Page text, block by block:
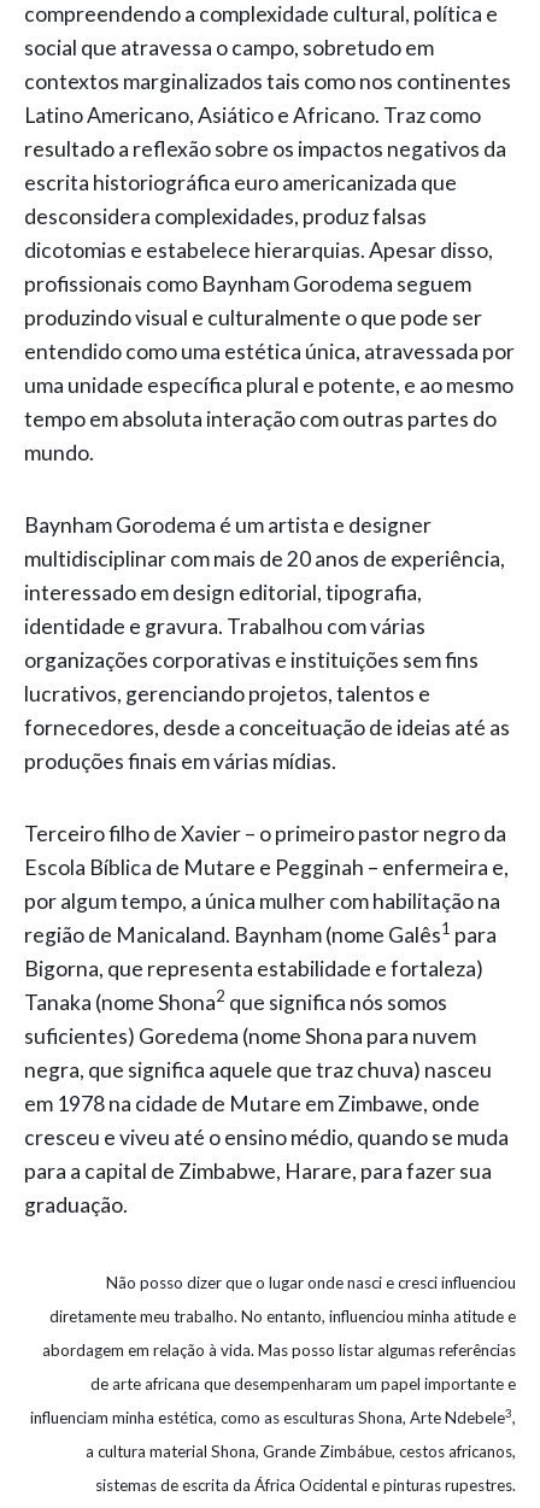
compreendendo a complexidade cultural, política e
social que atravessa o campo, sobretudo em
contextos marginalizados tais como nos continentes
Latino Americano, Asiático e Africano. Traz como
resultado a reflexão sobre os impactos negativos da
escrita historiográfica euro americanizada que
desconsidera complexidades, produz falsas
dicotomias e estabelece hierarquias. Apesar disso,
profissionais como Baynham Gorodema seguem
produzindo visual e culturalmente o que pode ser
entendido como uma estética única, atravessada por
uma unidade específica plural e potente, e ao mesmo
tempo em absoluta interação com outras partes do
mundo.
Baynham Gorodema é um artista e designer
multidisciplinar com mais de 20 anos de experiência,
interessado em design editorial, tipografia,
identidade e gravura. Trabalhou com várias
organizações corporativas e instituições sem fins
lucrativos, gerenciando projetos, talentos e
fornecedores, desde a conceituação de ideias até as
produções finais em várias mídias.
Terceiro filho de Xavier – o primeiro pastor negro da
Escola Bíblica de Mutare e Pegginah – enfermeira e,
por algum tempo, a única mulher com habilitação na
região de Manicaland. Baynham (nome Galês1 para
Bigorna, que representa estabilidade e fortaleza)
Tanaka (nome Shona2 que significa nós somos
suficientes) Goredema (nome Shona para nuvem
negra, que significa aquele que traz chuva) nasceu
em 1978 na cidade de Mutare em Zimbawe, onde
cresceu e viveu até o ensino médio, quando se muda
para a capital de Zimbabwe, Harare, para fazer sua
graduação.
Não posso dizer que o lugar onde nasci e cresci influenciou
diretamente meu trabalho. No entanto, influenciou minha atitude e
abordagem em relação à vida. Mas posso listar algumas referências
de arte africana que desempenharam um papel importante e
influenciam minha estética, como as esculturas Shona, Arte Ndebele3,
a cultura material Shona, Grande Zimbábue, cestos africanos,
sistemas de escrita da África Ocidental e pinturas rupestres.